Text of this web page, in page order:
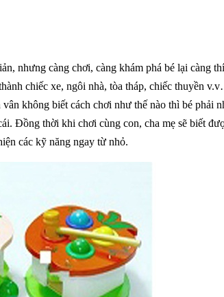
nhưng càng chơi, càng khám phá bé lại càng
chiếc xe, ngôi nhà, tòa tháp, chiếc thuyền
không biết cách chơi như thế nào thì bé phải
Đồng thời khi chơi cùng con, cha mẹ sẽ biết
các kỹ năng ngay từ nhỏ.